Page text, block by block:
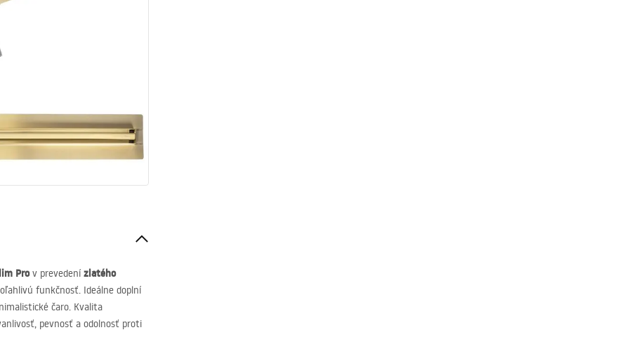
Prov prevedení zlatého
funkčnosť. Ideálne doplní
čaro. Kvalita
pevnosť a odolnosť proti